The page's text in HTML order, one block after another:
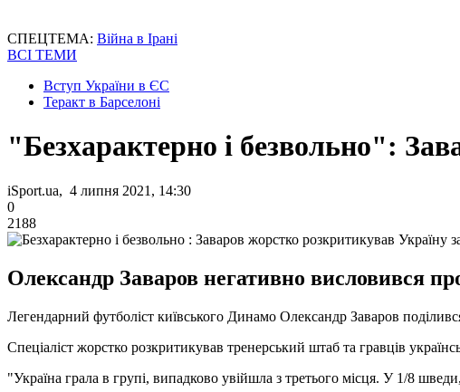
СПЕЦТЕМА: Війна в Ірані
ВСІ ТЕМИ
Вступ України в ЄС
Теракт в Барселоні
"Безхарактерно і безвольно":
iSport.ua, 4 липня 2021, 14:30
0
2188
Олександр Заваров негативно висловився
Легендарний футболіст київського Динамо Олександр Заваров
Спеціаліст жорстко розкритикував тренерський штаб та гравців
"Україна грала в групі, випадково увійшла з третього місця. У 1/8